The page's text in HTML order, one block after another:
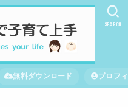
無料ダウンロード プロフ
SEARCH